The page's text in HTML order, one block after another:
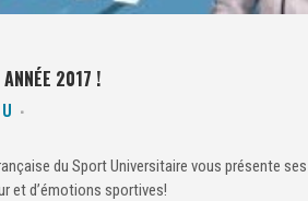
ANNÉE 2017 !
du Sport Universitaire vous présente
et d’émotions sportives!